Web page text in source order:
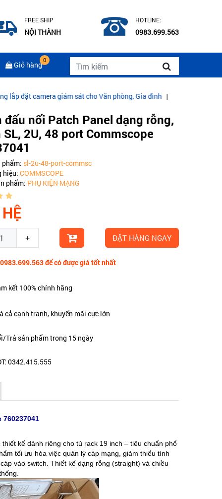
FREE SHIP
NỘI THÀNH
HOTLINE:
0983.699.563
Giỏ hàng
0
giám sát cho Văn phòng, Gia đình| CÁP QUANG
đấu nối Patch Panel dạng rỗng,
2U, 48 port Commscope
phẩm: sl-2u-48-port-commsc
hiệu: COMMSCOPE
phẩm: PHỤ KIỆN MẠNG
+ ĐẶT HÀNG NGAY
để có được giá tốt nhất
kết 100% chính hãng
cả cạnh tranh, khuyến mãi cực lớn
Trả sản phẩm trong 15 ngày
0342.415.555
kế dành riêng cho tủ rack 19 inch – tiêu chuẩn phổ
tối ưu hóa việc quản lý cáp mạng, giảm thiểu tình
vào switch. Thiết kế dạng rỗng (straight) và chiều